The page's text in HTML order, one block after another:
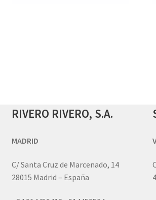
RIVERO RIVERO, S.A.
MADRID
C/ Santa Cruz de Marcenado, 14
28015 Madrid – España